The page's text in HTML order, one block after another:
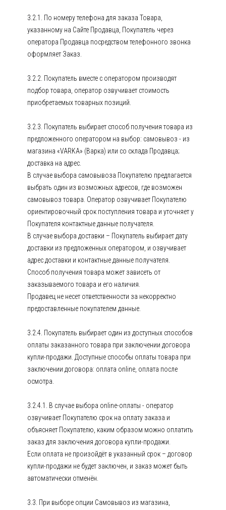
3.2.1. По номеру телефона для заказа Товара,
указанному на Сайте Продавца, Покупатель через
оператора Продавца посредством телефонного звонка
оформляет Заказ.
3.2.2. Покупатель вместе с оператором производят
подбор товара, оператор озвучивает стоимость
приобретаемых товарных позиций.
3.2.3. Покупатель выбирает способ получения товара из
предложенного оператором на выбор: самовывоз - из
магазина «VARKA» (Варка) или со склада Продавца;
доставка на адрес.
В случае выбора самовывоза Покупателю предлагается
выбрать один из возможных адресов, где возможен
самовывоз товара. Оператор озвучивает Покупателю
ориентировочный срок поступления товара и уточняет у
Покупателя контактные данные получателя.
В случае выбора доставки – Покупатель выбирает дату
доставки из предложенных оператором, и озвучивает
адрес доставки и контактные данные получателя.
Способ получения товара может зависеть от
заказываемого товара и его наличия.
Продавец не несет ответственности за некорректно
предоставленные покупателем данные.
3.2.4. Покупатель выбирает один из доступных способов
оплаты заказанного товара при заключении договора
купли-продажи. Доступные способы оплаты товара при
заключении договора: оплата online, оплата после
осмотра.
3.2.4.1. В случае выбора online-оплаты - оператор
озвучивает Покупателю срок на оплату заказа и
объясняет Покупателю, каким образом можно оплатить
заказ для заключения договора купли-продажи.
Если оплата не произойдёт в указанный срок – договор
купли-продажи не будет заключен, и заказ может быть
автоматически отменён.
3.3. При выборе опции Самовывоз из магазина,